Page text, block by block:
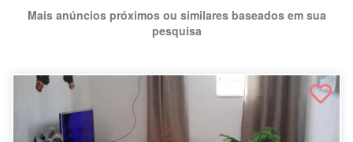
Mais anúncios próximos ou similares baseados em sua
pesquisa